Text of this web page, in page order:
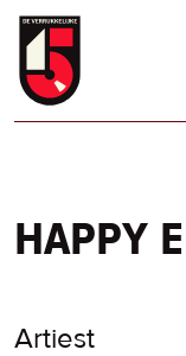
Overslaan
naar
happy
Artiest